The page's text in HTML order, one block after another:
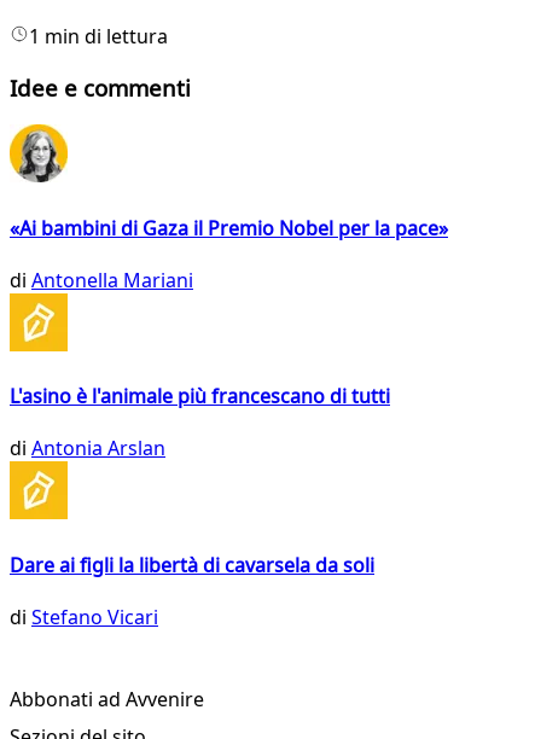
1 min di lettura
Idee e commenti
«Ai bambini di Gaza il Premio Nobel per la pace»
di Antonella Mariani
L'asino è l'animale più francescano di tutti
di Antonia Arslan
Dare ai figli la libertà di cavarsela da soli
di Stefano Vicari
Abbonati ad Avvenire